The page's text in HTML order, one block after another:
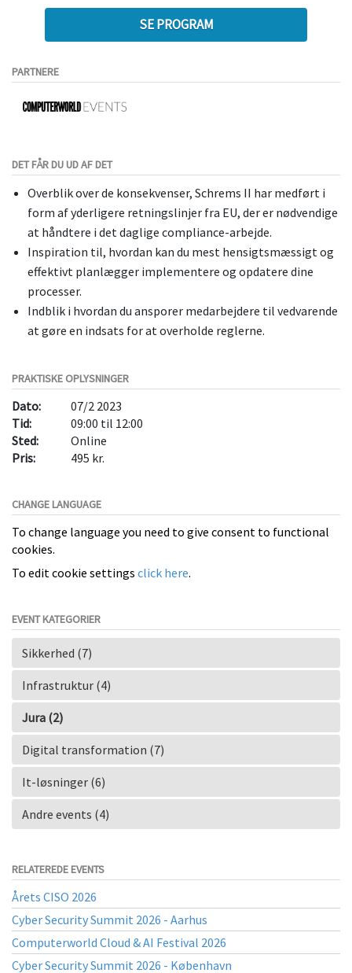
SE PROGRAM
PARTNERE
DET FÅR DU UD AF DET
Overblik over de konsekvenser, Schrems II har medført i
form af yderligere retningslinjer fra EU, der er nødvendige
at håndtere i det daglige compliance-arbejde.
Inspiration til, hvordan kan du mest hensigtsmæssigt og
effektivt planlægger implementere og opdatere dine
processer.
Indblik i hvordan du ansporer medarbejdere til vedvarende
at gøre en indsats for at overholde reglerne.
PRAKTISKE OPLYSNINGER
Dato:
07/2 2023
Tid:
09:00 til 12:00
Sted:
Online
Pris:
495 kr.
CHANGE LANGUAGE
To change language you need to give consent to functional
cookies.
To edit cookie settings click here.
EVENT KATEGORIER
Sikkerhed (7)
Infrastruktur (4)
Jura (2)
Digital transformation (7)
It-løsninger (6)
Andre events (4)
RELATEREDE EVENTS
Årets CISO 2026
Cyber Security Summit 2026 - Aarhus
Computerworld Cloud & AI Festival 2026
Cyber Security Summit 2026 - København